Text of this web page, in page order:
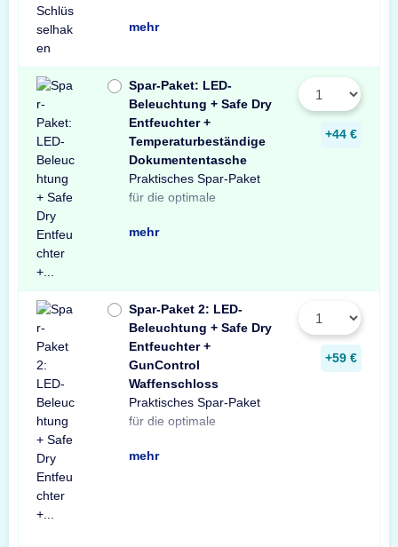
mehr
Spar-Paket: LED-
Beleuchtung + Safe Dry
Entfeuchter +
Temperaturbeständige
Dokumententasche
Praktisches Spar-Paket
für die optimale
Ausstattung Ihres
Tresors. Das Spar-Paket
besteht aus einer X-Light
LED-Tresorbeleuchtung
mit Bewegungssensor,
einem Safe Dry
Entfeuchter für Schränke
und Tresore sowie einer
temperaturbeständigen
Dokumententasche.
Profitieren Sie von dem
unschlagbaren
mehr
+44 €
Spar-Paket 2: LED-
Beleuchtung + Safe Dry
Entfeuchter +
GunControl
Waffenschloss
Praktisches Spar-Paket
für die optimale
Ausstattung Ihres
Waffenschranks. Das
Spar-Paket besteht aus
einer X-Light LED-
Tresorbeleuchtung mit
Bewegungssensor, einem
Safe Dry Entfeuchter für
Schränke und Tresore
sowie einem GunControl
Waffenschloss. Profitieren
Sie von dem
unschlagbaren
mehr
+59 €